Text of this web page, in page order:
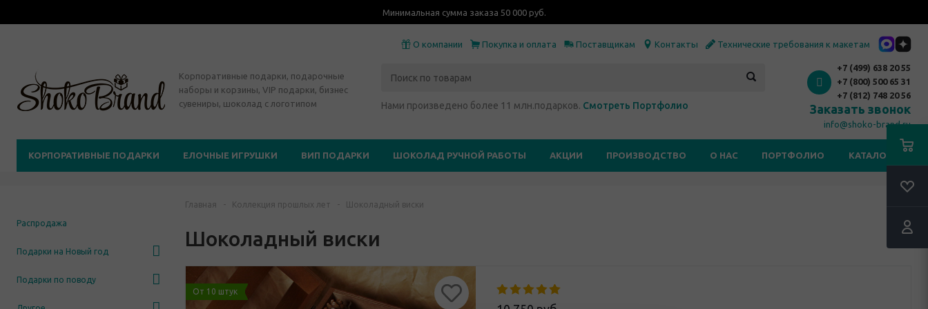
Минимальная сумма заказа 50 000 руб.
О компании Покупка и оплата Поставщикам Контакты Технические требования к макетам
Корпоративные подарки, подарочные
наборы и корзины, VIP подарки, бизнес
сувениры, шоколад с логотипом
Нами произведено более 11 млн.подарков. Смотреть Портфолио
+7 (499) 638 20 55
+7 (800) 500 65 31
+7 (812) 748 20 56
Заказать звонок
info@shoko-brand.ru
КОРПОРАТИВНЫЕ ПОДАРКИ ЕЛОЧНЫЕ ИГРУШКИ ВИП ПОДАРКИ ШОКОЛАД РУЧНОЙ РАБОТЫ АКЦИИ ПРОИЗВОДСТВО О НАС ПОРТФОЛИО КАТАЛОГИ
Распродажа
Подарки на Новый год
Подарки по поводу
Главная - Коллекция прошлых лет - Шоколадный виски
Шоколадный виски
От 10 штук